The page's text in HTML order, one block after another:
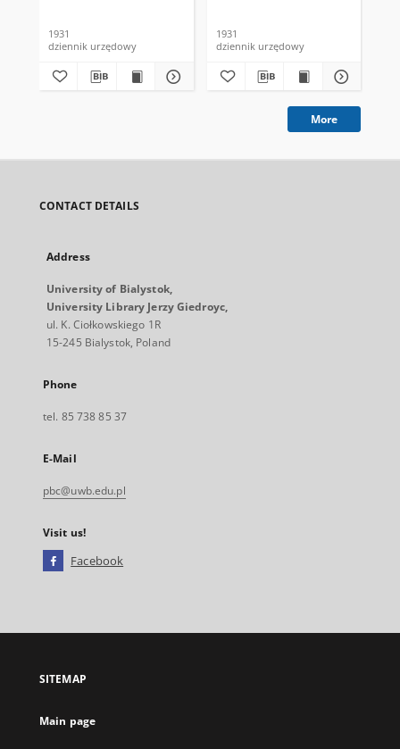
1931
dziennik urzędowy
1931
dziennik urzędowy
More
CONTACT DETAILS
Address
University of Bialystok,
University Library Jerzy Giedroyc,
ul. K. Ciołkowskiego 1R
15-245 Bialystok, Poland
Phone
tel. 85 738 85 37
E-Mail
pbc@uwb.edu.pl
Visit us!
Facebook
open
new
SITEMAP
Main page